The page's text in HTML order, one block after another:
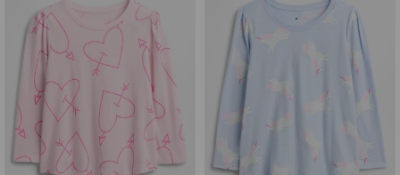
Camperas
Musculosas
Shorts
Vestidos y polleras
Camperas
Chalecos
Shorts
Ropa interior
Camperas
Chalecos
Ropa interior
Pijamas
Camperas
Pijamas
Sets
Sets